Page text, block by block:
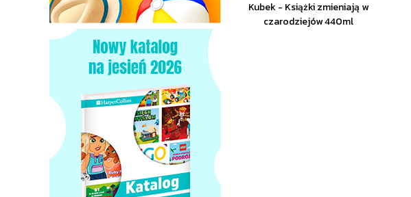
Kubek - Książki zmieniają w
czarodziejów 440ml